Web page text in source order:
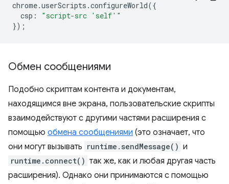
chrome.userScripts .configureWorld({
csp :
"script-src 'self'"
});
Обмен сообщениями
Подобно скриптам контента и документам,
находящимся вне экрана, пользовательские скрипты
взаимодействуют с другими частями расширения с
помощью обмена сообщениями (это означает, что
они могут вызывать runtime.sendMessage() и
runtime.connect() так же, как и любая другая часть
расширения). Однако они принимаются с помощью